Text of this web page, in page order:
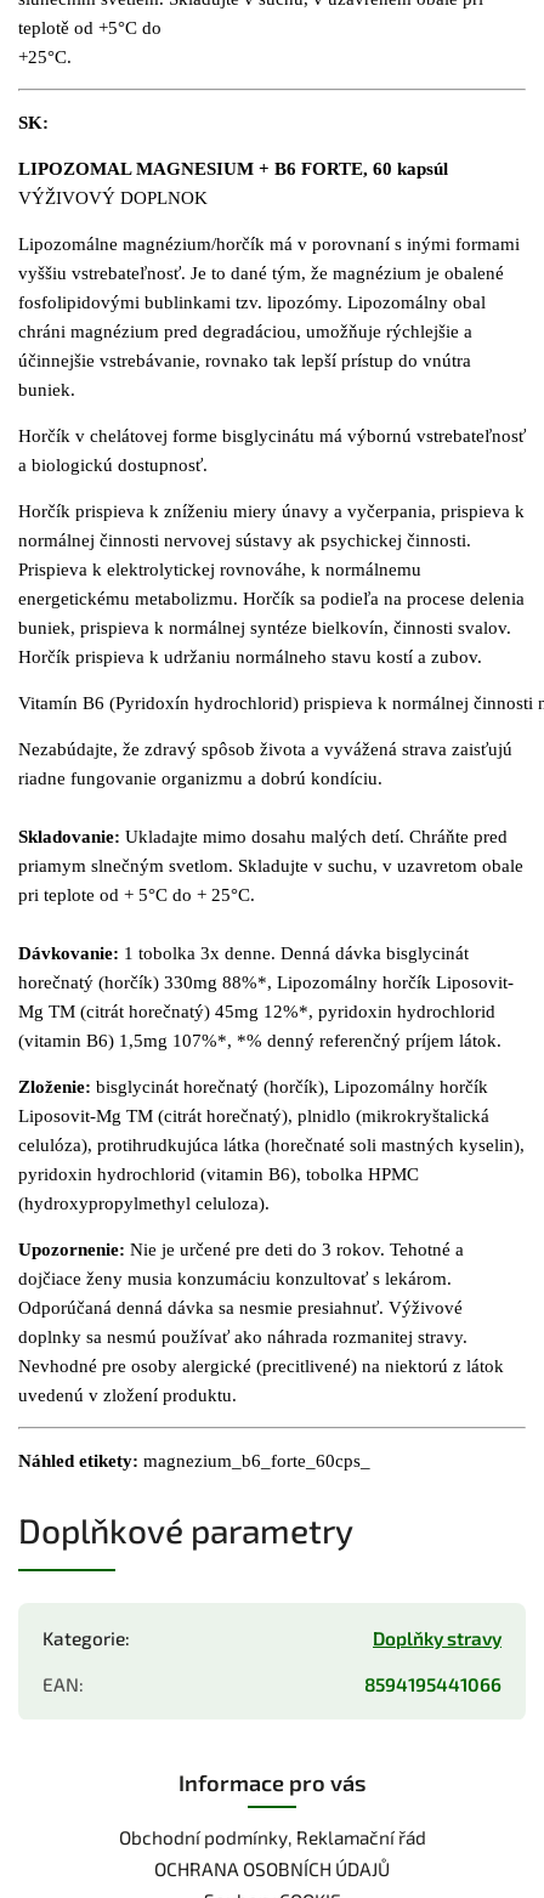
teplotě od +5°C do
+25°C.
SK:
LIPOZOMAL MAGNESIUM + B6 FORTE, 60 kapsúl
VÝŽIVOVÝ DOPLNOK
Lipozomálne magnézium/horčík má v porovnaní s inými formami
vyššiu vstrebateľnosť. Je to dané tým, že magnézium je obalené
fosfolipidovými bublinkami tzv. lipozómy. Lipozomálny obal
chráni magnézium pred degradáciou, umožňuje rýchlejšie a
účinnejšie vstrebávanie, rovnako tak lepší prístup do vnútra
buniek.
Horčík v chelátovej forme bisglycinátu má výbornú vstrebateľnosť
a biologickú dostupnosť.
Horčík prispieva k zníženiu miery únavy a vyčerpania, prispieva k
normálnej činnosti nervovej sústavy ak psychickej činnosti.
Prispieva k elektrolytickej rovnováhe, k normálnemu
energetickému metabolizmu. Horčík sa podieľa na procese delenia
buniek, prispieva k normálnej syntéze bielkovín, činnosti svalov.
Horčík prispieva k udržaniu normálneho stavu kostí a zubov.
Vitamín B6 (Pyridoxín hydrochlorid) prispieva k normálnej činnosti
Nezabúdajte, že zdravý spôsob života a vyvážená strava zaisťujú
riadne fungovanie organizmu a dobrú kondíciu.
Skladovanie: Ukladajte mimo dosahu malých detí. Chráňte pred
priamym slnečným svetlom. Skladujte v suchu, v uzavretom obale
pri teplote od + 5°C do + 25°C.
Dávkovanie: 1 tobolka 3x denne. Denná dávka bisglycinát
horečnatý (horčík) 330mg 88%*, Lipozomálny horčík Liposovit-
Mg TM (citrát horečnatý) 45mg 12%*, pyridoxin hydrochlorid
(vitamin B6) 1,5mg 107%*, *% denný referenčný príjem látok.
Zloženie: bisglycinát horečnatý (horčík), Lipozomálny horčík
Liposovit-Mg TM (citrát horečnatý), plnidlo (mikrokryštalická
celulóza), protihrudkujúca látka (horečnaté soli mastných kyselin),
pyridoxin hydrochlorid (vitamin B6), tobolka HPMC
(hydroxypropylmethyl celuloza).
Upozornenie: Nie je určené pre deti do 3 rokov. Tehotné a
dojčiace ženy musia konzumáciu konzultovať s lekárom.
Odporúčaná denná dávka sa nesmie presiahnuť. Výživové
doplnky sa nesmú používať ako náhrada rozmanitej stravy.
Nevhodné pre osoby alergické (precitlivené) na niektorú z látok
uvedenú v zložení produktu.
Náhled etikety: magnezium_b6_forte_60cps_
Doplňkové parametry
Kategorie: Doplňky stravy
EAN: 8594195441066
Informace pro vás
Obchodní podmínky, Reklamační řád
OCHRANA OSOBNÍCH ÚDAJŮ